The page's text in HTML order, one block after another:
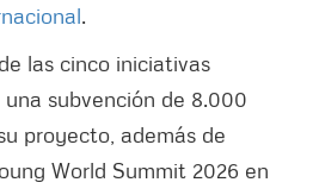
.
las cinco iniciativas
subvención de 8.000
proyecto, además de
World Summit 2026 en